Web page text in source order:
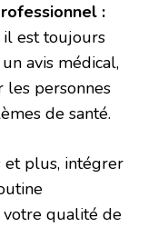
:
est toujours
avis médical,
personnes
de santé.
et plus, intégrer
qualité de